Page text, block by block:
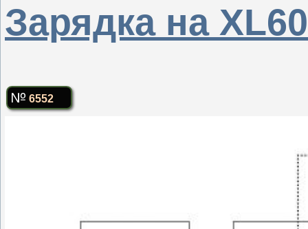
Зарядка на
6552